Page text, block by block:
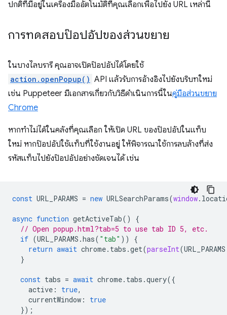
ปกติที่มีอยู่ในเครื่องมืออัตโนมัติที่คุณเลือกเพื่อไปยัง URL เหล่านี้
การทดสอบป๊อปอัปของส่วนขยาย
ในบางไลบรารี คุณอาจเปิดป๊อปอัปได้โดยใช้
action.openPopup() API แล้วรับการอ้างอิงไปยังบริบทใหม่
เช่น Puppeteer มีเอกสารเกี่ยวกับวิธีดำเนินการนี้ในคู่มือส่วนขยาย
Chrome
หากทำไม่ได้ในคลังที่คุณเลือก ให้เปิด URL ของป๊อปอัปในแท็บ
ใหม่ หากป๊อปอัปใช้แท็บที่ใช้งานอยู่ ให้พิจารณาใช้การลบล้างที่ส่ง
รหัสแท็บไปยังป๊อปอัปอย่างชัดเจนได้ เช่น
const URL_PARAMS = new URLSearchParams(window.
async function getActiveTab()
{
// Open popup.html?tab=5 to use tab ID 5, etc.
if (URL_PARAMS .has( "tab" ))
{
return await chrome. tabs .get(parseInt(URL_PARAMS
}
const tabs = await chrome. tabs .query({
active : true,
currentWindow :
true
});